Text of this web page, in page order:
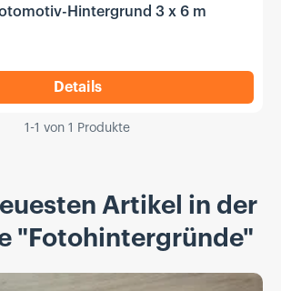
Hintergrund 3 x 6 m
Details
,Walimex pro Fotomotiv-
1 -1 von 1 Produkte
Artikel in der
"Fotohintergründe"